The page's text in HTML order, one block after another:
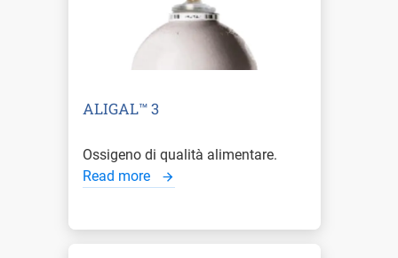
ALIGAL™ 3
Ossigeno di qualità alimentare.
Read more